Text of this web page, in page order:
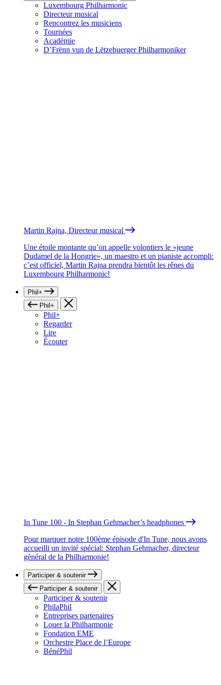
Luxembourg Philharmonic
Directeur musical
Rencontrez les musiciens
Tournées
Académie
D’Frënn vun de Lëtzebuerger Philharmoniker
Martin Rajna, Directeur musical
Une étoile montante qu’on appelle volontiers le «jeune
Dudamel de la Hongrie», un maestro et un pianiste accompli:
c’est officiel, Martin Rajna prendra bientôt les rênes du
Luxembourg Philharmonic!
Phil+
Phil+
Phil+
Regarder
Lire
Écouter
In Tune 100 - In Stephan Gehmacher’s headphones
Pour marquer notre 100ème épisode d'In Tune, nous avons
accueilli un invité spécial: Stephan Gehmacher, directeur
général de la Philharmonie!
Participer & soutenir
Participer & soutenir
Participer & soutenir
PhilaPhil
Entreprises partenaires
Louer la Philharmonie
Fondation EME
Orchestre Place de l’Europe
BénéPhil